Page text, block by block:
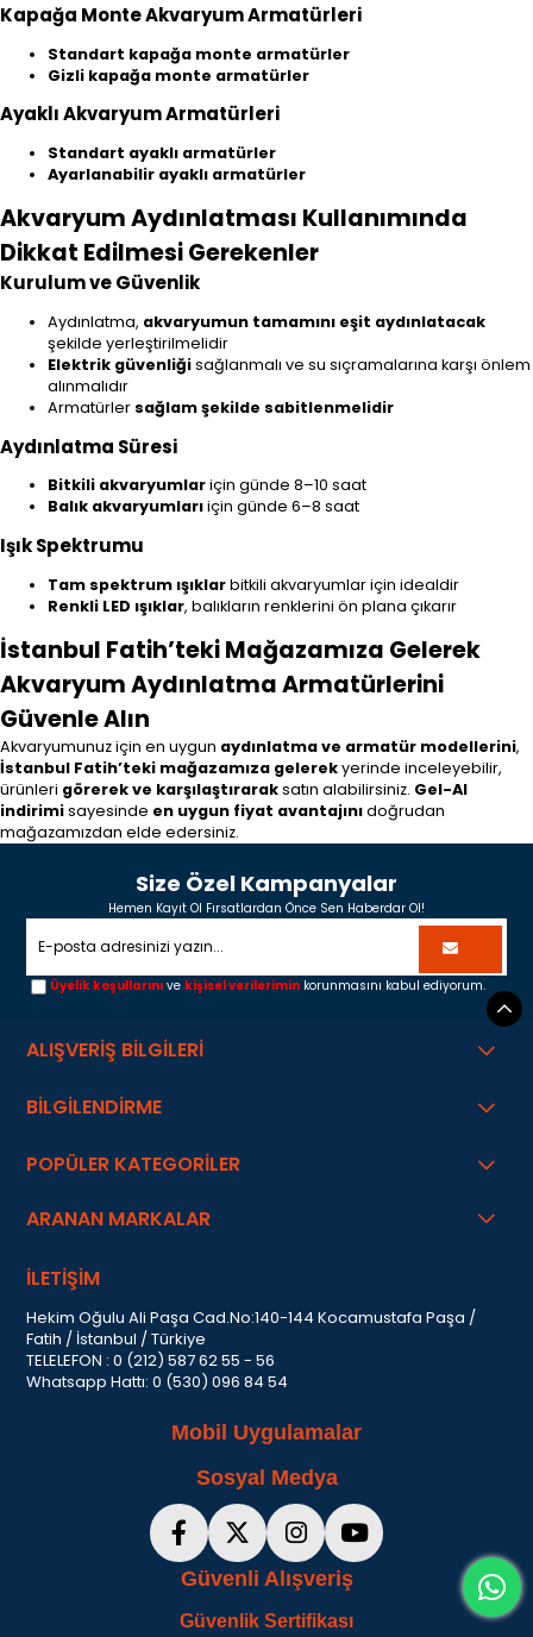
Kapağa Monte Akvaryum Armatürleri
Standart kapağa monte armatürler
Gizli kapağa monte armatürler
Ayaklı Akvaryum Armatürleri
Standart ayaklı armatürler
Ayarlanabilir ayaklı armatürler
Akvaryum Aydınlatması Kullanımında
Dikkat Edilmesi Gerekenler
Kurulum ve Güvenlik
Aydınlatma, akvaryumun tamamını eşit aydınlatacak
şekilde yerleştirilmelidir
Elektrik güvenliğisağlanmalı ve su sıçramalarına karşı önlem
alınmalıdır
Armatürler sağlam şekilde sabitlenmelidir
Aydınlatma Süresi
Bitkili akvaryumlariçin günde 8–10 saat
Balık akvaryumlarıiçin günde 6–8 saat
Işık Spektrumu
Tam spektrum ışıklarbitkili akvaryumlar için idealdir
Renkli LED ışıklar, balıkların renklerini ön plana çıkarır
İstanbul Fatih’teki Mağazamıza Gelerek
Akvaryum Aydınlatma Armatürlerini
Güvenle Alın
Akvaryumunuz için en uygun aydınlatma ve armatür modellerini,
İstanbul Fatih’teki mağazamıza gelerekyerinde inceleyebilir,
ürünleri görerek ve karşılaştıraraksatın alabilirsiniz. Gel-Al
indirimisayesinde en uygun fiyat avantajınıdoğrudan
mağazamızdan elde edersiniz.
Size Özel Kampanyalar
Hemen Kayıt Ol Fırsatlardan Önce Sen Haberdar Ol!
Üyelik koşullarını ve kişisel verilerimin korunmasını kabul ediyorum.
ALIŞVERİŞ BİLGİLERİ
BİLGİLENDİRME
POPÜLER KATEGORİLER
ARANAN MARKALAR
İLETİŞİM
Hekim Oğulu Ali Paşa Cad.No:140-144 Kocamustafa Paşa /
Fatih / İstanbul / Türkiye
TELELEFON : 0 (212) 587 62 55 - 56
Whatsapp Hattı: 0 (530) 096 84 54
Mobil Uygulamalar
Sosyal Medya
Güvenli Alışveriş
Güvenlik Sertifikası